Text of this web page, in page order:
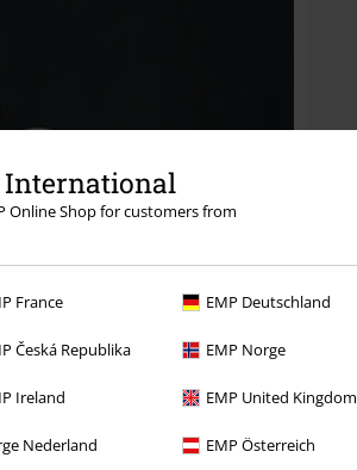
International
Online Shop for customers from
France EMP Deutschland
Česká Republika EMP Norge
Ireland EMP United Kingdom
Nederland EMP Österreich